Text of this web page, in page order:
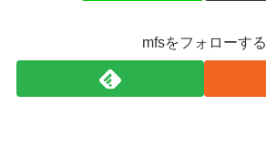
mfsをフォローする